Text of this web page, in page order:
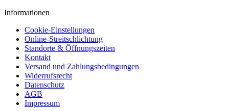
Informationen
Cookie-Einstellungen
Online-Streitschlichtung
Standorte & Öffnungszeiten
Kontakt
Versand und Zahlungsbedingungen
Widerrufsrecht
Datenschutz
AGB
Impressum